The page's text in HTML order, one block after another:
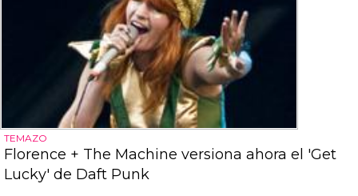
TEMAZO
Florence + The Machine versiona ahora el 'Get
Lucky' de Daft Punk